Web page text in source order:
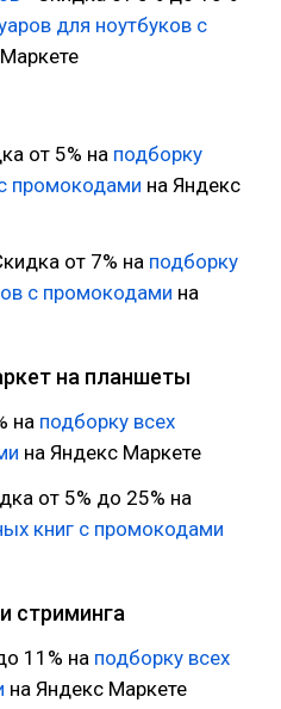
для ноутбуков с
от 5% на подборку
промокодами на Яндекс
от 7% на подборку
с промокодами на
на планшеты
на подборку всех
на Яндекс Маркете
от 5% до 25% на
книг с промокодами
стриминга
11% на подборку всех
на Яндекс Маркете